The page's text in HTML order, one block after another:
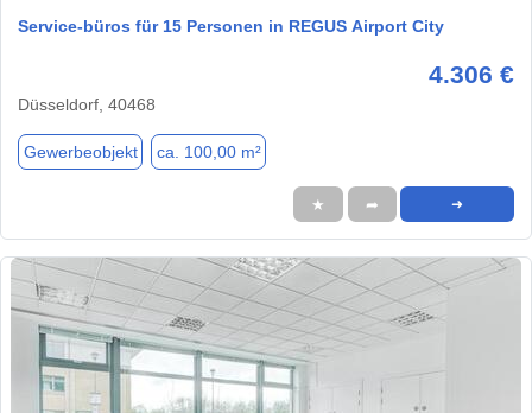
Service-büros für 15 Personen in REGUS Airport City
4.306 €
Düsseldorf, 40468
Gewerbeobjekt ca. 100,00 m²
★ ➦ ➜